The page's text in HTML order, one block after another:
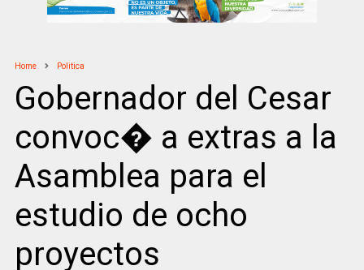
Home Politica
Gobernador del Cesar
convoc� a extras a la
Asamblea para el
estudio de ocho
proyectos